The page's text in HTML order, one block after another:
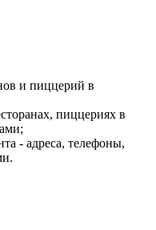
и пиццерий в
пиццериях в
- адреса, телефоны,